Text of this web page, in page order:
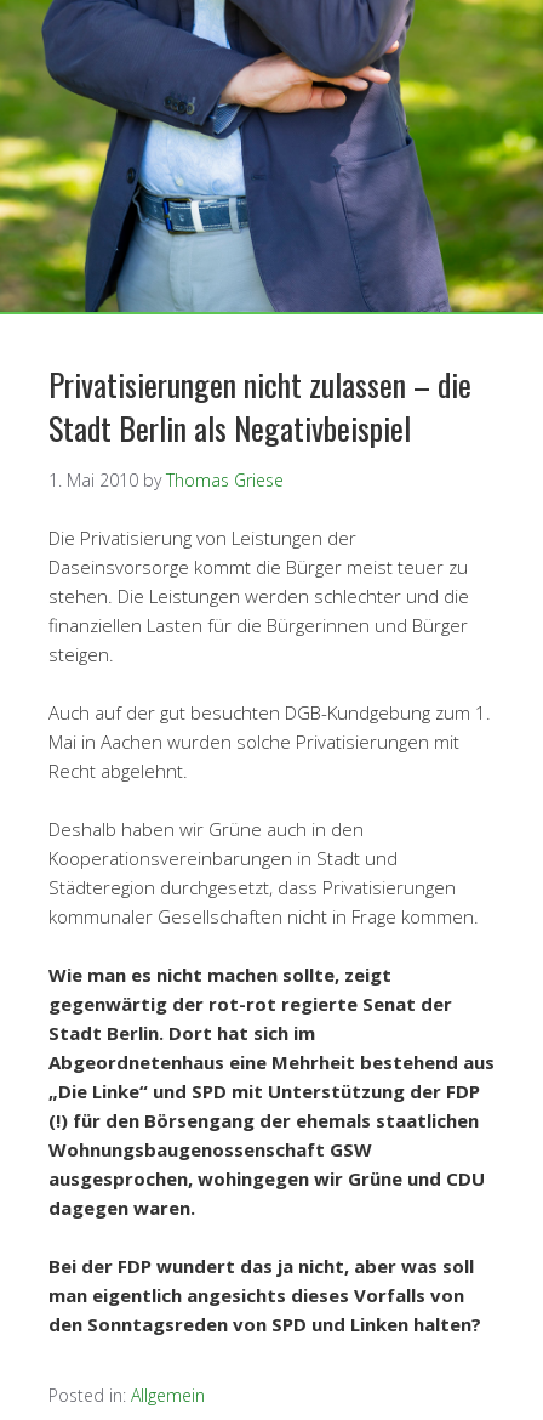
Privatisierungen nicht zulassen – die
Stadt Berlin als Negativbeispiel
1. Mai 2010 byThomas Griese
Die Privatisierung von Leistungen der
Daseinsvorsorge kommt die Bürger meist teuer zu
stehen. Die Leistungen werden schlechter und die
finanziellen Lasten für die Bürgerinnen und Bürger
steigen.
Auch auf der gut besuchten DGB-Kundgebung zum 1.
Mai in Aachen wurden solche Privatisierungen mit
Recht abgelehnt.
Deshalb haben wir Grüne auch in den
Kooperationsvereinbarungen in Stadt und
Städteregion durchgesetzt, dass Privatisierungen
kommunaler Gesellschaften nicht in Frage kommen.
Wie man es nicht machen sollte, zeigt
gegenwärtig der rot-rot regierte Senat der
Stadt Berlin. Dort hat sich im
Abgeordnetenhaus eine Mehrheit bestehend aus
„Die Linke“ und SPD mit Unterstützung der FDP
(!) für den Börsengang der ehemals staatlichen
Wohnungsbaugenossenschaft GSW
ausgesprochen, wohingegen wir Grüne und CDU
dagegen waren.
Bei der FDP wundert das ja nicht, aber was soll
man eigentlich angesichts dieses Vorfalls von
den Sonntagsreden von SPD und Linken halten?
Posted in: Allgemein